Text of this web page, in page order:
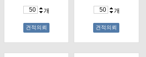
개
견적의뢰
개
견적의뢰